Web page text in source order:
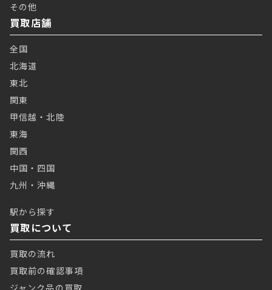
その他
買取店舗
全国
北海道
東北
関東
甲信越・北陸
東海
関西
中国・四国
九州・沖縄
駅から探す
買取について
買取の流れ
買取前の確認事項
ジャンク品の買取